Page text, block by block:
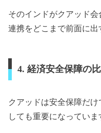
そのインドがクアッド
連携をどこまで前面に出
4. 経済安全保障の
クアッドは安全保障だ
しても重要になっていま